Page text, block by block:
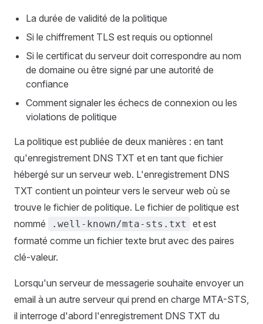
La durée de validité de la politique
Si le chiffrement TLS est requis ou optionnel
Si le certificat du serveur doit correspondre au nom
de domaine ou être signé par une autorité de
confiance
Comment signaler les échecs de connexion ou les
violations de politique
La politique est publiée de deux manières : en tant
qu'enregistrement DNS TXT et en tant que fichier
hébergé sur un serveur web. L'enregistrement DNS
TXT contient un pointeur vers le serveur web où se
trouve le fichier de politique. Le fichier de politique est
nommé
.well-known/mta-sts.txt
et est
formaté comme un fichier texte brut avec des paires
clé-valeur.
Lorsqu'un serveur de messagerie souhaite envoyer un
email à un autre serveur qui prend en charge MTA-STS,
il interroge d'abord l'enregistrement DNS TXT du